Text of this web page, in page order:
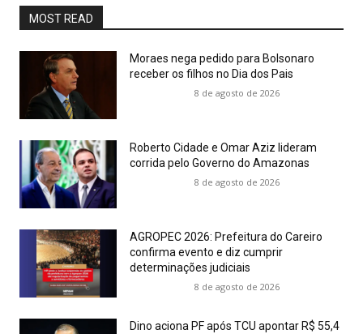
MOST READ
Moraes nega pedido para Bolsonaro
receber os filhos no Dia dos Pais
8 de agosto de 2026
Roberto Cidade e Omar Aziz lideram
corrida pelo Governo do Amazonas
8 de agosto de 2026
AGROPEC 2026: Prefeitura do Careiro
confirma evento e diz cumprir
determinações judiciais
8 de agosto de 2026
Dino aciona PF após TCU apontar R$ 55,4